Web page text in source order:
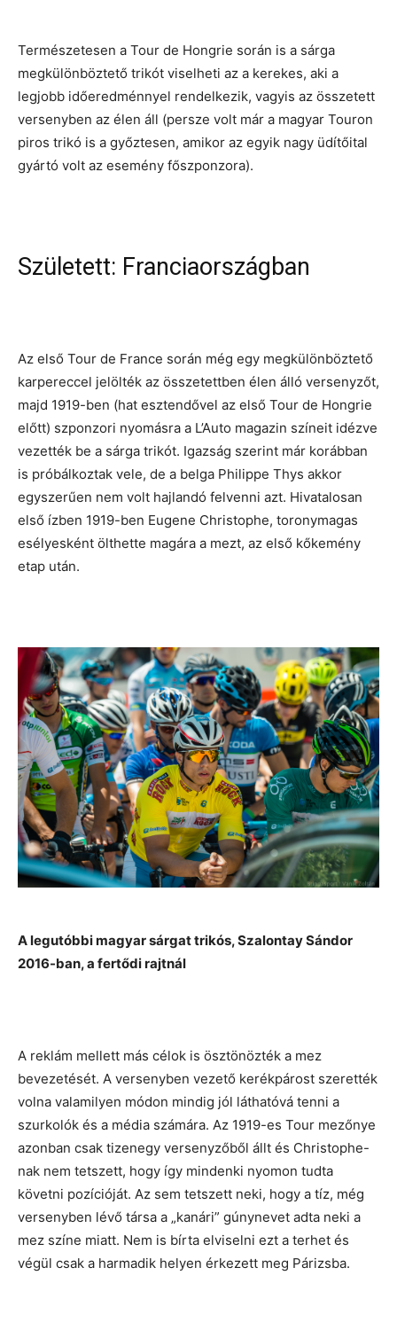
Természetesen a Tour de Hongrie során is a sárga
megkülönböztető trikót viselheti az a kerekes, aki a
legjobb időeredménnyel rendelkezik, vagyis az összetett
versenyben az élen áll (persze volt már a magyar Touron
piros trikó is a győztesen, amikor az egyik nagy üdítőital
gyártó volt az esemény főszponzora).
Született: Franciaországban
Az első Tour de France során még egy megkülönböztető
karpereccel jelölték az összetettben élen álló versenyzőt,
majd 1919-ben (hat esztendővel az első Tour de Hongrie
előtt) szponzori nyomásra a L’Auto magazin színeit idézve
vezették be a sárga trikót. Igazság szerint már korábban
is próbálkoztak vele, de a belga Philippe Thys akkor
egyszerűen nem volt hajlandó felvenni azt. Hivatalosan
első ízben 1919-ben Eugene Christophe, toronymagas
esélyesként ölthette magára a mezt, az első kőkemény
etap után.
A legutóbbi magyar sárgat trikós, Szalontay Sándor
2016-ban, a fertődi rajtnál
A reklám mellett más célok is ösztönözték a mez
bevezetését. A versenyben vezető kerékpárost szerették
volna valamilyen módon mindig jól láthatóvá tenni a
szurkolók és a média számára. Az 1919-es Tour mezőnye
azonban csak tizenegy versenyzőből állt és Christophe-
nak nem tetszett, hogy így mindenki nyomon tudta
követni pozícióját. Az sem tetszett neki, hogy a tíz, még
versenyben lévő társa a „kanári” gúnynevet adta neki a
mez színe miatt. Nem is bírta elviselni ezt a terhet és
végül csak a harmadik helyen érkezett meg Párizsba.